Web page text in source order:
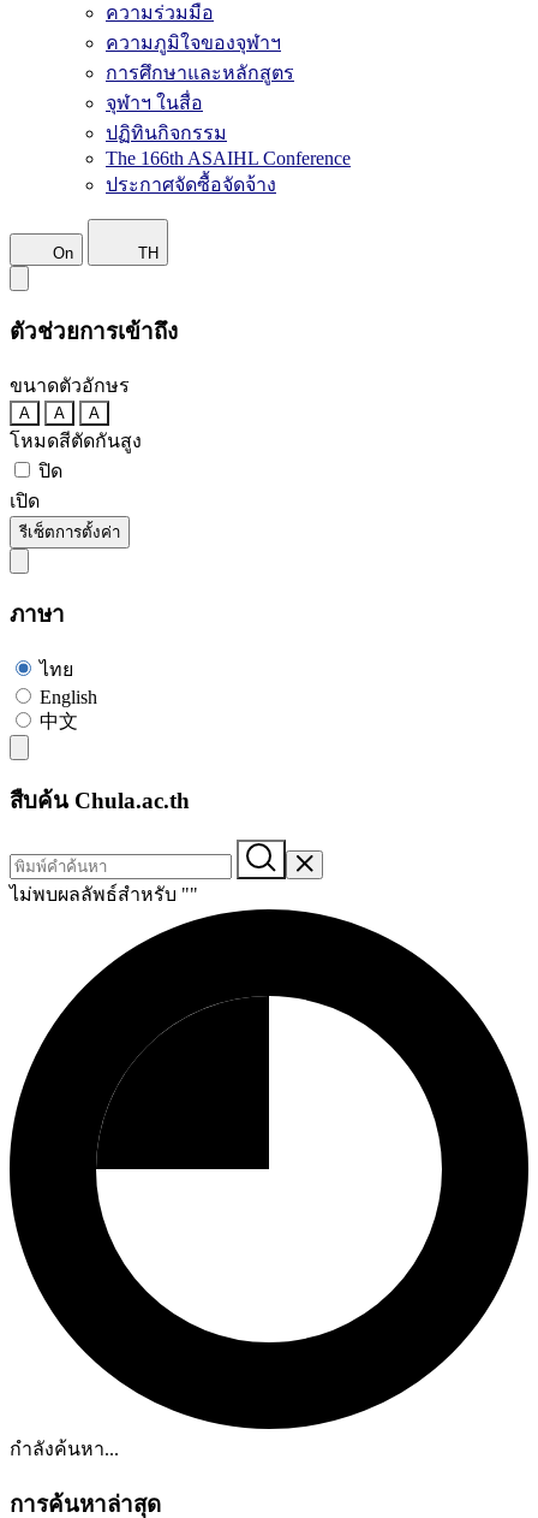
ความร่วมมือ
ความภูมิใจของจุฬาฯ
การศึกษาและหลักสูตร
จุฬาฯ ในสื่อ
ปฏิทินกิจกรรม
The 166th ASAIHL Conference
ประกาศจัดซื้อจัดจ้าง
On TH
ตัวช่วยการเข้าถึง
ขนาดตัวอักษร
A A A
โหมดสีตัดกันสูง
ปิด
เปิด
รีเซ็ตการตั้งค่า
ภาษา
ไทย
English
中文
สืบค้น Chula.ac.th
ไม่พบผลลัพธ์สำหรับ ""
กำลังค้นหา...
การค้นหาล่าสุด